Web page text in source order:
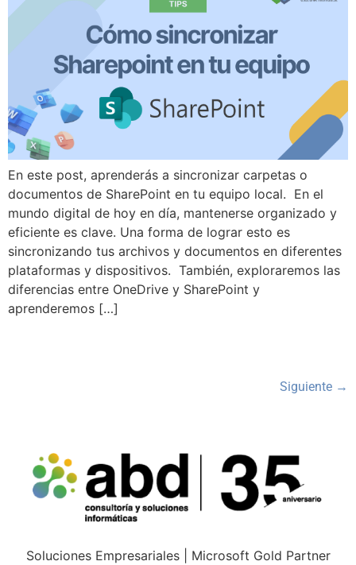
En este post, aprenderás a sincronizar carpetas o
documentos de SharePoint en tu equipo local. En el
mundo digital de hoy en día, mantenerse organizado y
eficiente es clave. Una forma de lograr esto es
sincronizando tus archivos y documentos en diferentes
plataformas y dispositivos. También, exploraremos las
diferencias entre OneDrive y SharePoint y
aprenderemos […]
Siguiente →
Soluciones Empresariales | Microsoft Gold Partner